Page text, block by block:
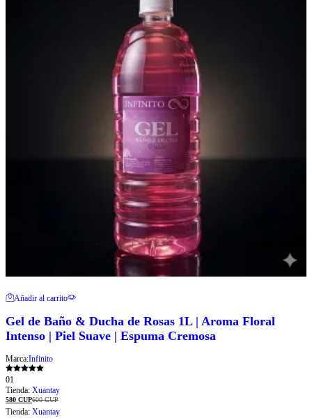
Añadir al carrito
Gel de Baño & Ducha de Rosas 1L | Aroma Floral
Intenso | Piel Suave | Espuma Cremosa
Marca:Infinito
Valorado con
5.00
de 5
01
Tienda: Xuantay
580 CUP600CUP
Tienda: Xuantay